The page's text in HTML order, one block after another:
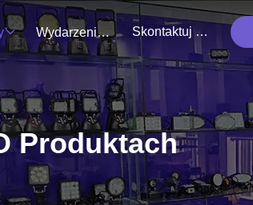
Wydarzenia Skontaktuj Się Z Nami
Produktach